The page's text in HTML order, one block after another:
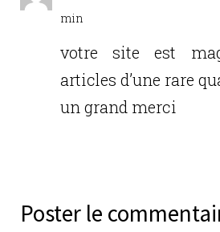
kmin
votre site est
articles d’une rare
un grand merci
Poster le